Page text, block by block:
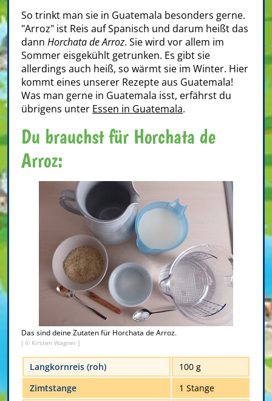
So trinkt man sie in Guatemala besonders gerne.
"Arroz" ist Reis auf Spanisch und darum heißt das
dann Horchata de Arroz. Sie wird vor allem im
Sommer eisgekühlt getrunken. Es gibt sie
allerdings auch heiß, so wärmt sie im Winter. Hier
kommt eines unserer Rezepte aus Guatemala!
Was man gerne in Guatemala isst, erfährst du
übrigens unter Essen in Guatemala.
Du brauchst für Horchata de
Arroz:
Das sind deine Zutaten für Horchata de Arroz.
[ © Kirsten Wagner ]
Langkornreis (roh)
100 g
Zimtstange
1 Stange